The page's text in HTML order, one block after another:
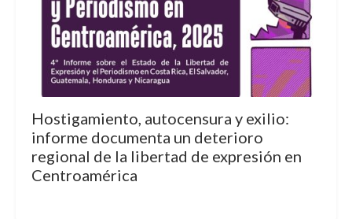
Hostigamiento, autocensura y exilio:
informe documenta un deterioro
regional de la libertad de expresión en
Centroamérica